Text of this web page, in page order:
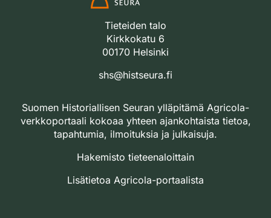
Tieteiden talo
Kirkkokatu 6
00170 Helsinki
shs@histseura.fi
Suomen Historiallisen Seuran ylläpitämä Agricola-
verkkoportaali kokoaa yhteen ajankohtaista tietoa,
tapahtumia, ilmoituksia ja julkaisuja.
Hakemisto tieteenaloittain
Lisätietoa Agricola-portaalista